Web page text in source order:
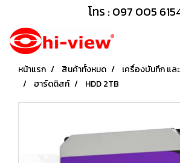
โทร : 097 005
หน้าแรก สินค้าทั้งหมด
เครื่องบันทึก แล
ฮาร์ดดิสก์
HDD 2TB